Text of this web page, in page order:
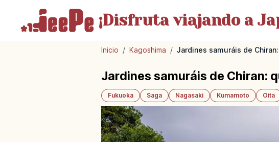
¡Disfrutaviajando a
Inicio / Kagoshima / Jardines samuráis de
Jardines samuráis de Chiran:
Fukuoka Saga Nagasaki Kumamoto Oita